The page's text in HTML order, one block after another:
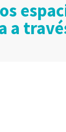
a